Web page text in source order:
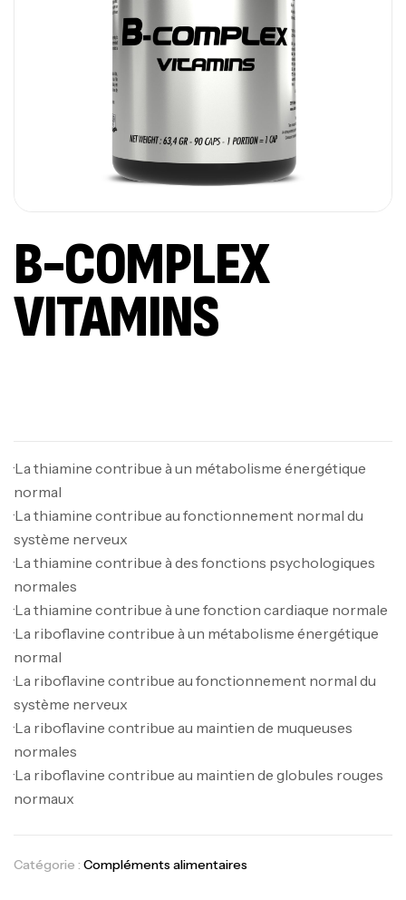
B-COMPLEX
VITAMINS
·La thiamine contribue à un métabolisme énergétique
normal
·La thiamine contribue au fonctionnement normal du
système nerveux
·La thiamine contribue à des fonctions psychologiques
normales
·La thiamine contribue à une fonction cardiaque normale
·La riboflavine contribue à un métabolisme énergétique
normal
·La riboflavine contribue au fonctionnement normal du
système nerveux
·La riboflavine contribue au maintien de muqueuses
normales
·La riboflavine contribue au maintien de globules rouges
normaux
Catégorie : Compléments alimentaires